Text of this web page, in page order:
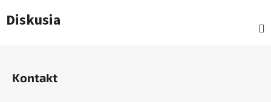
Diskusia
Kontakt